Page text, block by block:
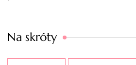
Na skróty